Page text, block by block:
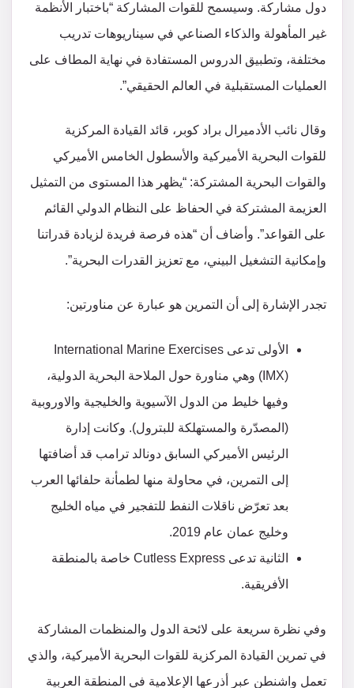
دول مشاركة. وسيسمح للقوات المشاركة “باختبار الأنظمة
غير المأهولة والذكاء الصناعي في سيناريوهات تدريب
مختلفة، وتطبيق الدروس المستفادة في نهاية المطاف على
العمليات المستقبلية في العالم الحقيقي”.
وقال نائب الأدميرال براد كوبر، قائد القيادة المركزية
للقوات البحرية الأميركية والأسطول الخامس الأميركي
والقوات البحرية المشتركة: “يظهر هذا المستوى من التمثيل
العزيمة المشتركة في الحفاظ على النظام الدولي القائم
على القواعد”. وأضاف أن “هذه فرصة فريدة لزيادة قدراتنا
وإمكانية التشغيل البيني، مع تعزيز القدرات البحرية”.
تجدر الإشارة إلى أن التمرين هو عبارة عن مناورتين:
الأولى تدعى International Marine Exercises
(IMX) وهي مناورة حول الملاحة البحرية الدولية،
وفيها خليط من الدول الآسيوية والخليجية والاوروبية
(المصدّرة والمستهلكة للبترول). وكانت إدارة
الرئيس الأميركي السابق دونالد ترامب قد أضافتها
إلى التمرين، في محاولة منها لطمأنة حلفائها العرب
بعد تعرّض ناقلات النفط للتفجير في مياه الخليج
وخليج عمان عام 2019.
الثانية تدعى Cutless Express خاصة بالمنطقة
الأفريقية.
وفي نظرة سريعة على لائحة الدول والمنظمات المشاركة
في تمرين القيادة المركزية للقوات البحرية الأميركية، والذي
تعمل واشنطن عبر أذرعها الإعلامية في المنطقة العربية